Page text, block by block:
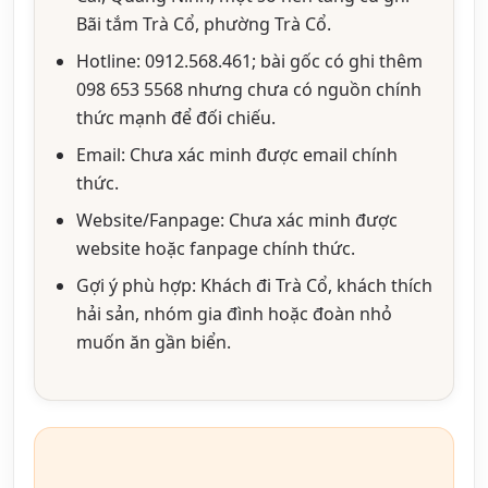
Bãi tắm Trà Cổ, phường Trà Cổ.
Hotline: 0912.568.461; bài gốc có ghi thêm
098 653 5568 nhưng chưa có nguồn chính
thức mạnh để đối chiếu.
Email: Chưa xác minh được email chính
thức.
Website/Fanpage: Chưa xác minh được
website hoặc fanpage chính thức.
Gợi ý phù hợp: Khách đi Trà Cổ, khách thích
hải sản, nhóm gia đình hoặc đoàn nhỏ
muốn ăn gần biển.